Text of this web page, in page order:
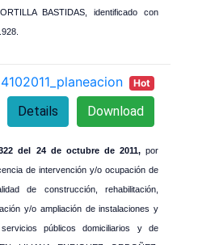
BASTIDAS, identificado con
Hot
Download
Details
del 24 de octubre de 2011,por
de intervención y/o ocupación de
de construcción, rehabilitación,
y/o ampliación de instalaciones y
públicos domiciliarios y de